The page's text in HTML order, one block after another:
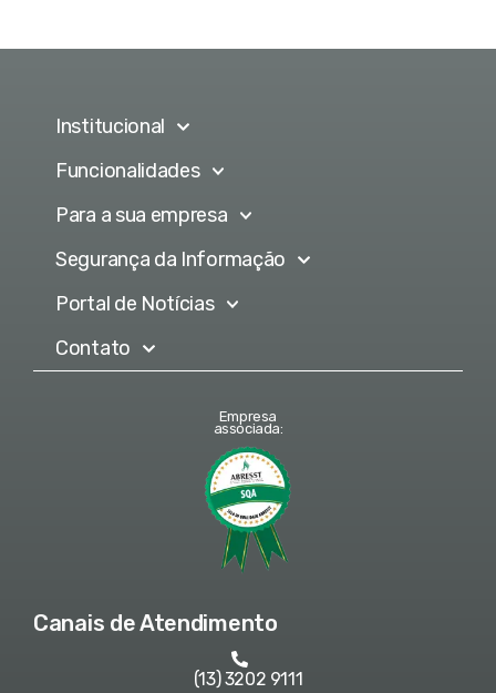
Institucional
Funcionalidades
Para a sua empresa
Segurança da Informação
Portal de Notícias
Contato
Empresa
associada:
Canais de Atendimento
(13) 3202 9111